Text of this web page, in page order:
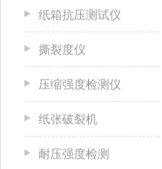
纸箱抗压测试仪
撕裂度仪
压缩强度检测仪
纸张破裂机
耐压强度检测